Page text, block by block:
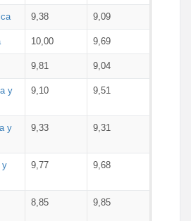
9,38 9,09
10,00 9,69
9,81 9,04
y
9,10 9,51
y
9,33 9,31
y
9,77 9,68
8,85 9,85